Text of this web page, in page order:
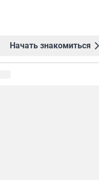
Начать знакомиться